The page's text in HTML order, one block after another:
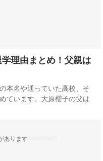
理由まとめ！父親は
本名や通っていた高校、そ
ています。大原櫻子の父は
あります--------------------